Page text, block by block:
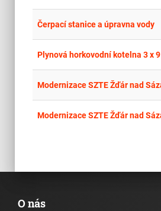
Čerpací stanice a úpravna vody
Plynová horkovodní kotelna 3 x
Modernizace SZTE Žďár nad
O nás